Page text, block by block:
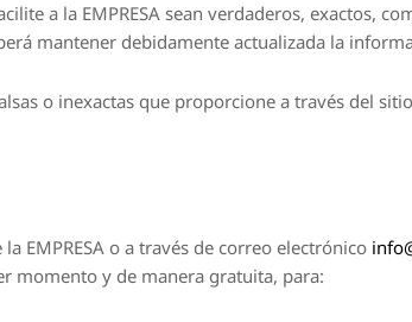
a la EMPRESA sean verdaderos, exactos,
mantener debidamente actualizada la
o inexactas que proporcione a través del
EMPRESA o a través de correo electrónico
momento y de manera gratuita, para: